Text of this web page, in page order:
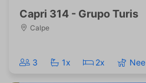
Capri 314 - Grupo Turis
Calpe
3 1x 2x Nee